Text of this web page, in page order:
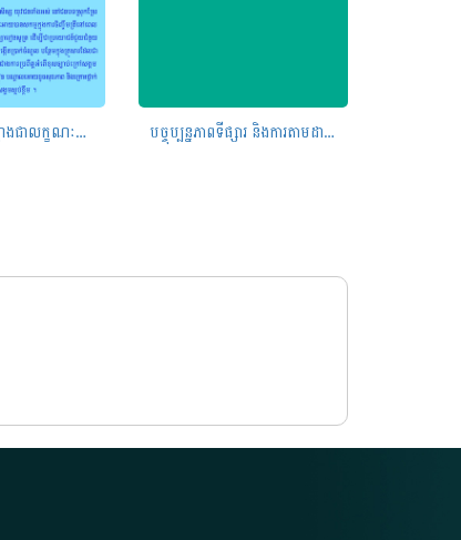
ការចិញ្ចឹមត្រីអណ្តែងជាលក្ខណៈគ្រួសារ បច្ចុប្បន្នភាពទីផ្សារ និងការតាមដានរដូវកាលក្នុងប្រទេសកម្ពុជា ខែវិច្ឆិកា ឆ្នាំ២០២២